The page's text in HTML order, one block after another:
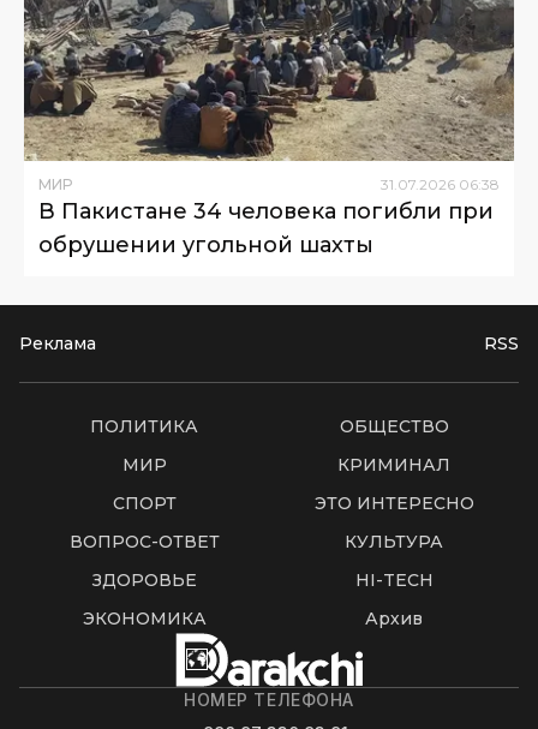
МИР 31.07.2026 06:38
В Пакистане 34 человека погибли при
обрушении угольной шахты
Реклама RSS
ПОЛИТИКА
ОБЩЕСТВО
МИР
КРИМИНАЛ
СПОРТ
ЭТО ИНТЕРЕСНО
ВОПРОС-ОТВЕТ
КУЛЬТУРА
ЗДОРОВЬЕ
HI-TECH
ЭКОНОМИКА
Архив
НОМЕР ТЕЛЕФОНА